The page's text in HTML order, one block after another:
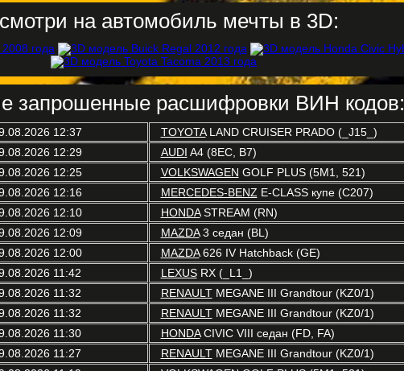
на автомобиль мечты в 3D:
запрошенные расшифровки ВИН кодов:
12:37 TOYOTALAND CRUISER PRADO (_J15_)
12:29 AUDI A4 (8EC, B7)
12:25 VOLKSWAGEN GOLF PLUS (5M1, 521)
12:16 MERCEDES-BENZ E-CLASS купе (C207)
12:10 HONDASTREAM (RN)
12:09 MAZDA3 седан (BL)
12:00 MAZDA626 IV Hatchback (GE)
11:42 LEXUSRX (_L1_)
11:32 RENAULTMEGANE III Grandtour (KZ0/1)
11:32 RENAULTMEGANE III Grandtour (KZ0/1)
11:30 HONDACIVIC VIII седан (FD, FA)
11:27 RENAULTMEGANE III Grandtour (KZ0/1)